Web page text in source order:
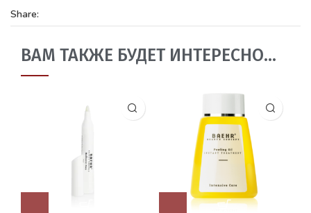
Share:
ВАМ ТАКЖЕ БУДЕТ ИНТЕРЕСНО…